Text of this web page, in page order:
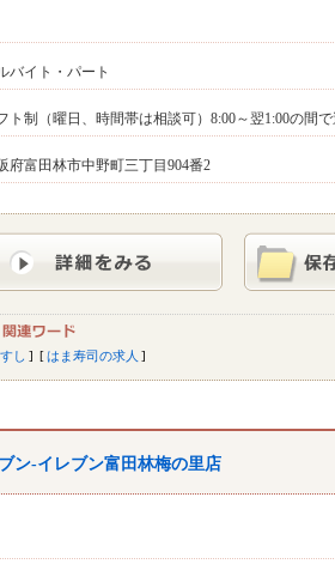
バイト・パート
ト制（曜日、時間帯は相談可）8:00～翌1:00の間
府富田林市中野町三丁目904番2
すし はま寿司の求人
ン-イレブン富田林梅の里店